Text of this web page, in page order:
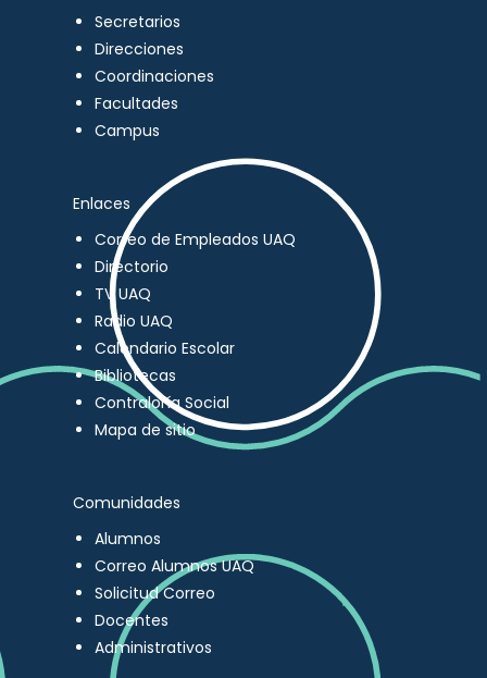
Secretarios
Direcciones
Coordinaciones
Facultades
Campus
Enlaces
Correo de Empleados UAQ
Directorio
TV UAQ
Radio UAQ
Calendario Escolar
Bibliotecas
Contraloría Social
Mapa de sitio
Comunidades
Alumnos
Correo Alumnos UAQ
Solicitud Correo
Docentes
Administrativos